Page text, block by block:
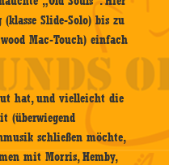
Slide-Solo) bis zu
Mac-Touch) einfach
hat, und vielleicht die
(überwiegend
schließen möchte,
mit Morris, Hemby,